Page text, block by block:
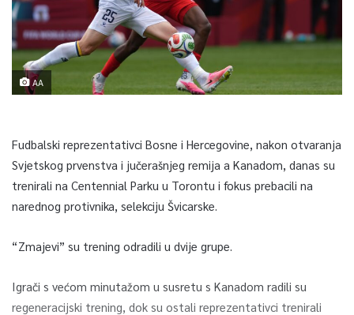
AA
Fudbalski reprezentativci Bosne i Hercegovine, nakon otvaranja
Svjetskog prvenstva i jučerašnjeg remija a Kanadom, danas su
trenirali na Centennial Parku u Torontu i fokus prebacili na
narednog protivnika, selekciju Švicarske.
“Zmajevi” su trening odradili u dvije grupe.
Igrači s većom minutažom u susretu s Kanadom radili su
regeneracijski trening, dok su ostali reprezentativci trenirali